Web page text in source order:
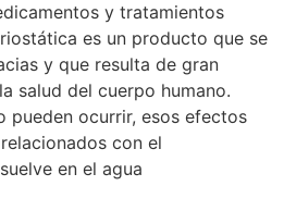
y tratamientos
es un producto que se
y que resulta de gran
salud del cuerpo humano.
pueden ocurrir, esos efectos
con el
en el agua